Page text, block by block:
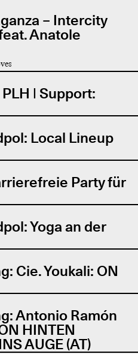
– Intercity
Anatole
| Support:
Local Lineup
Party für
Yoga an der
Cie. Youkali: ON
Antonio Ramón
HINTEN
AUGE (AT)